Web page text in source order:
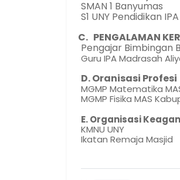
SMAN 1 Banyumas
S1 UNY Pendidikan IPA
C. PENGALAMAN
Pengajar Bimbingan
Guru IPA Madrasah
D. Oranisasi Profesi
MGMP Matematika
MGMP Fisika MAS
E. Organisasi
KMNU UNY
Ikatan Remaja Masjid